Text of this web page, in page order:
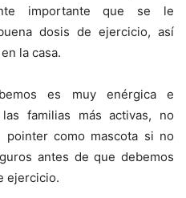
importante que se le
dosis de ejercicio, así
la casa.
es muy enérgica e
familias más activas, no
como mascota si no
antes de que debemos
ejercicio.